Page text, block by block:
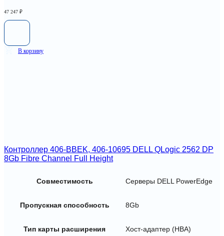
47 247 ₽
В корзину
Контроллер 406-BBEK, 406-10695 DELL QLogic 2562 DP
8Gb Fibre Channel Full Height
Совместимость Серверы DELL PowerEdge
Пропускная способность 8Gb
Тип карты расширения Хост-адаптер (HBA)